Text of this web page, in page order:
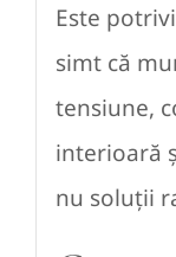
Este
simt că
tensiune,
interioară
nu soluții